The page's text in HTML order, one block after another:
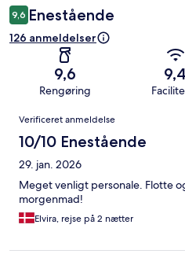
9,6 Enestående
126 anmeldelser
9,6
Rengøring
9,4
Anmeldelser
Verificeret anmeldelse
10/10 Enestående
29. jan. 2026
Meget venligt personale. Flotte
morgenmad!
Elvira, rejse på 2 nætter